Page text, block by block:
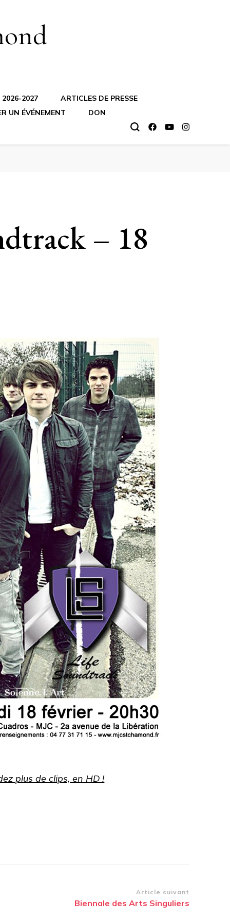
2026-2027
ARTICLES DE PRESSE
UN ÉVÉNEMENT
DON
– 18
plus de clips, en HD !
Article suivant
Biennale des Arts Singuliers